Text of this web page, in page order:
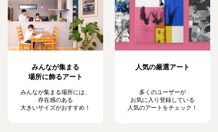
みんなが集まる
場所に飾るアート
みんなが集まる場所には、
存在感のある
大きいサイズがおすすめ！
人気の厳選アート
多くのユーザーが
お気に入り登録している
人気のアートをチェック！